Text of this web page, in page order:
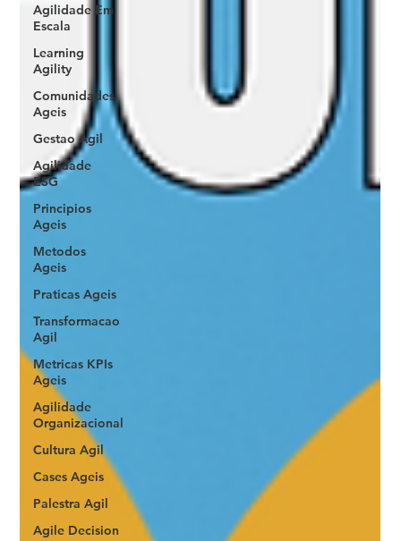
Agilidade Em
Escala
Learning
Agility
Comunidades
Ageis
Gestao Agil
Agilidade
ESG
Principios
Ageis
Metodos
Ageis
Praticas Ageis
Transformacao
Agil
Metricas KPIs
Ageis
Agilidade
Organizacional
Cultura Agil
Cases Ageis
Palestra Agil
Agile Decision